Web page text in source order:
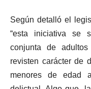
Según detalló el
“esta iniciativa se
conjunta de
revisten carácter de
menores de edad